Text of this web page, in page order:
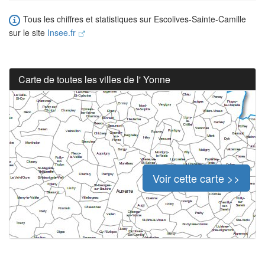
Tous les chiffres et statistiques sur Escolives-Sainte-Camille
sur le site Insee.fr
Carte de toutes les villes de l' Yonne
Voir cette carte >>